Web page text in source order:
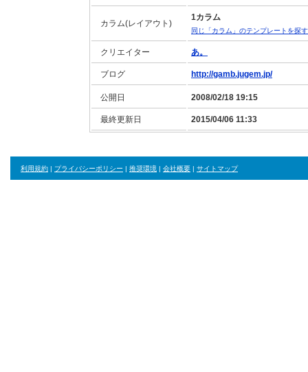
カラム(レイアウト)
1カラム
同じ「カラム」のテンプレートを探
クリエイター あ。
ブログ http://gamb.jugem.jp/
公開日 2008/02/18 19:15
最終更新日 2015/04/06 11:33
利用規約 | プライバシーポリシー | 推奨環境 | 会社概要 | サイトマップ